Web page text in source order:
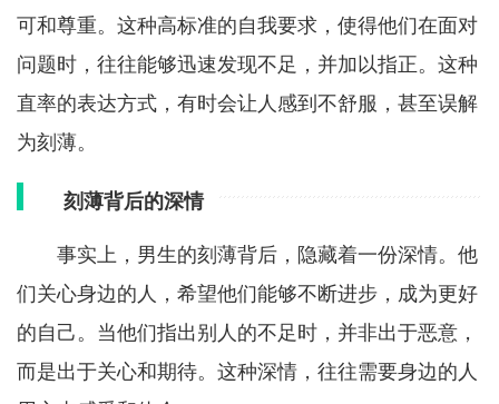
可和尊重。这种高标准的自我要求，使得他们在面对
问题时，往往能够迅速发现不足，并加以指正。这种
直率的表达方式，有时会让人感到不舒服，甚至误解
为刻薄。
刻薄背后的深情
事实上，男生的刻薄背后，隐藏着一份深情。他
们关心身边的人，希望他们能够不断进步，成为更好
的自己。当他们指出别人的不足时，并非出于恶意，
而是出于关心和期待。这种深情，往往需要身边的人